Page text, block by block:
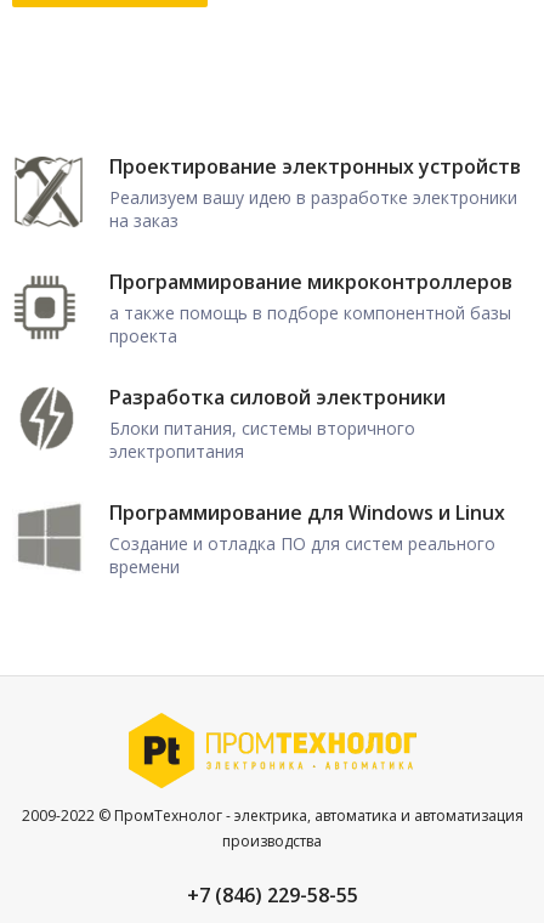
Проектирование электронных устройств
Реализуем вашу идею в разработке электроники
на заказ
Программирование микроконтроллеров
а также помощь в подборе компонентной базы
проекта
Разработка силовой электроники
Блоки питания, системы вторичного
электропитания
Программирование для Windows и Linux
Создание и отладка ПО для систем реального
времени
2009-2022 © ПромТехнолог - электрика, автоматика и автоматизация
производства
+7 (846) 229-58-55